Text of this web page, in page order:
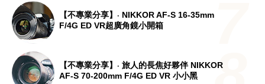
【不專業分享】‧ NIKKOR AF-S 16-35mm
F/4G ED VR超廣角鏡小開箱
【不專業分享】‧ 旅人的長焦好夥伴 NIKKOR
AF-S 70-200mm F/4G ED VR 小小黑